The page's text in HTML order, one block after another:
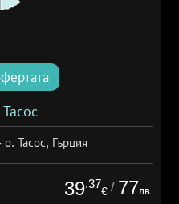
Тасос, Гърция
39.37
€ / 77лв.